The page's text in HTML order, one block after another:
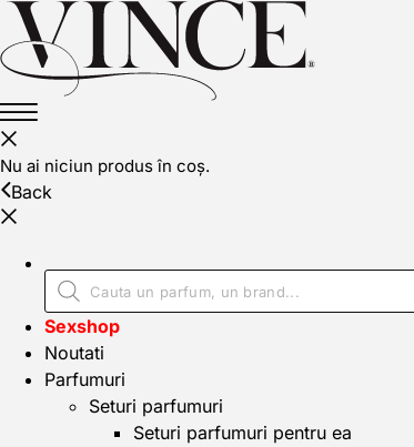
Nu ai niciun produs în coș.
Back
Sexshop
Noutati
Parfumuri
Seturi parfumuri
Seturi parfumuri pentru ea